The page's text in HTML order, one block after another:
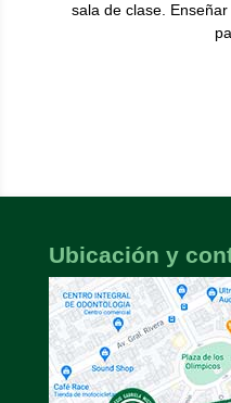
sala de clase.
Ubicación y